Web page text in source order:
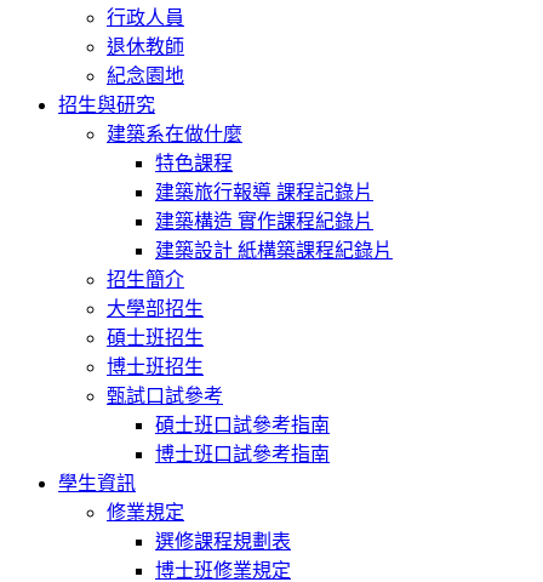
行政人員
退休教師
紀念園地
招生與研究
建築系在做什麼
特色課程
建築旅行報導 課程記錄片
建築構造 實作課程紀錄片
建築設計 紙構築課程紀錄片
招生簡介
大學部招生
碩士班招生
博士班招生
甄試口試參考
碩士班口試參考指南
博士班口試參考指南
學生資訊
修業規定
選修課程規劃表
博士班修業規定